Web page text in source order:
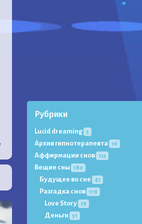
Рубрики
Lucid dreaming 5
Архив гипнотерапевта 16
Аффирмации снов 123
Вещие сны 180
Будущее во сне 47
Разгадка снов 119
Love Story 79
Деньги 51